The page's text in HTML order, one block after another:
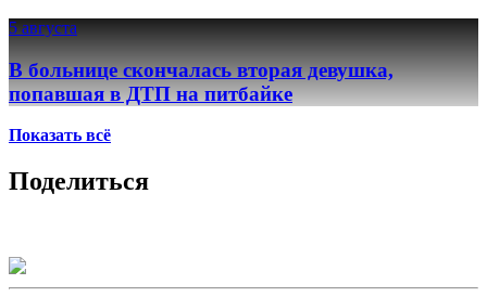
5 августа
В больнице скончалась вторая девушка,
попавшая в ДТП на питбайке
Показать всё
Поделиться